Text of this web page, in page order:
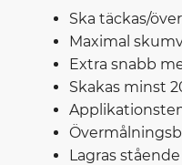
Ska täckas/
Maximal
Extra snabb
Skakas minst
Lagras